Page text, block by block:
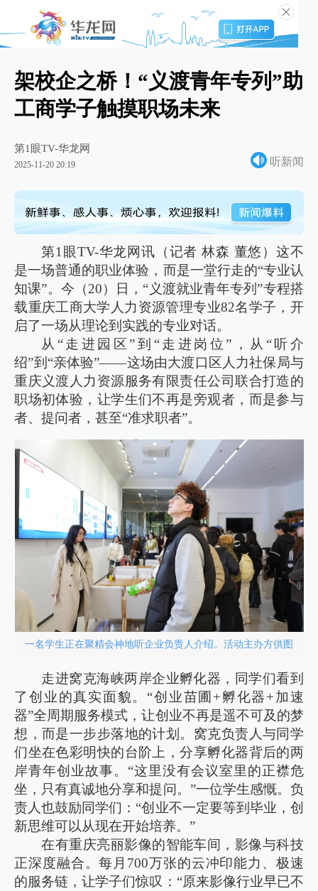
架校企之桥！“义渡青年专列”助
工商学子触摸职场未来
第1眼TV-华龙网
2025-11-20 20:19 听新闻
第1眼TV-华龙网讯（记者 林森 董悠）这不
是一场普通的职业体验，而是一堂行走的“专业认
知课”。今（20）日，“义渡就业青年专列”专程搭
载重庆工商大学人力资源管理专业82名学子，开
启了一场从理论到实践的专业对话。
从“走进园区”到“走进岗位”，从“听介
绍”到“亲体验”——这场由大渡口区人力社保局与
重庆义渡人力资源服务有限责任公司联合打造的
职场初体验，让学生们不再是旁观者，而是参与
者、提问者，甚至“准求职者”。
一名学生正在聚精会神地听企业负责人介绍。活动主办方供图
走进窝克海峡两岸企业孵化器，同学们看到
了创业的真实面貌。“创业苗圃+孵化器+加速
器”全周期服务模式，让创业不再是遥不可及的梦
想，而是一步步落地的计划。窝克负责人与同学
们坐在色彩明快的台阶上，分享孵化器背后的两
岸青年创业故事。“这里没有会议室里的正襟危
坐，只有真诚地分享和提问。”一位学生感慨。负
责人也鼓励同学们：“创业不一定要等到毕业，创
新思维可以从现在开始培养。”
在有重庆亮丽影像的智能车间，影像与科技
正深度融合。每月700万张的云冲印能力、极速
的服务链，让学子们惊叹：“原来影像行业早已不